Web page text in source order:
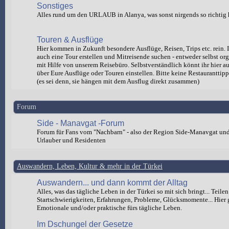
Sonstiges
Alles rund um den URLAUB in Alanya, was sonst nirgends so richtig
Touren & Ausflüge
Hier kommen in Zukunft besondere Ausflüge, Reisen, Trips etc. rein.
auch eine Tour erstellen und Mitreisende suchen - entweder selbst
mit Hilfe von unserem Reisebüro. Selbstverständlich könnt ihr hier
über Eure Ausflüge oder Touren einstellen. Bitte keine
(es sei denn, sie hängen mit dem Ausflug direkt zusammen)
Forum
Side - Manavgat -Forum
Forum für Fans vom "Nachbarn" - also der Region Side-Manavgat
Urlauber und Residenten
Auswandern, Leben, Kultur & mehr in der Türkei
Auswandern... und dann kommt der Alltag
Alles, was das tägliche Leben in der Türkei so mit sich bringt...
Startschwierigkeiten, Erfahrungen, Probleme, Glücksmomente... Hier
Emotionale und/oder praktische fürs tägliche Leben.
Im Dschungel der Gesetze